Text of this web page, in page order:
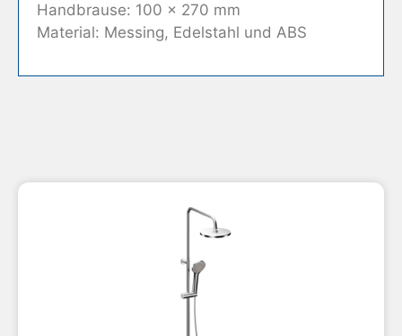
Handbrause: 100 x 270 mm
Material: Messing, Edelstahl und ABS